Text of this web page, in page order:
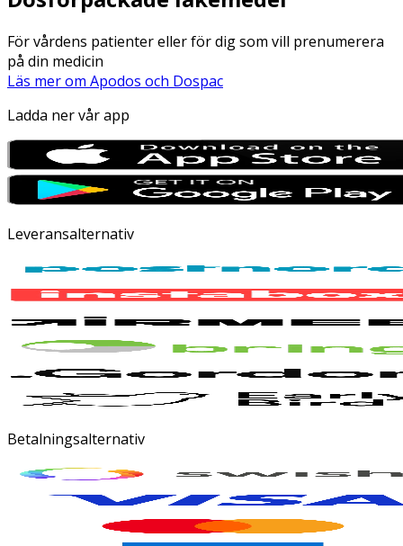
För vårdens patienter eller för dig som vill prenumerera
på din medicin
Läs mer om Apodos och Dospac
Ladda ner vår app
Leveransalternativ
Betalningsalternativ